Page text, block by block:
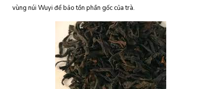
vùng núi Wuyi để bảo tồn phần gốc của trà.